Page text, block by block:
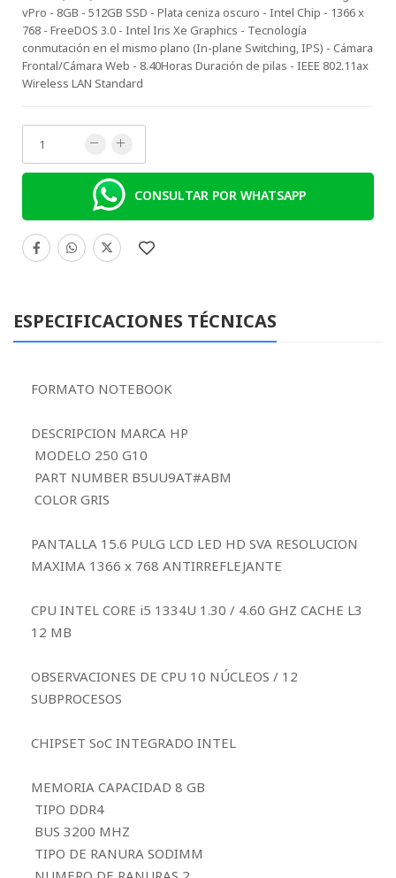
vPro - 8GB - 512GB SSD - Plata ceniza oscuro - Intel Chip - 1366 x
768 - FreeDOS 3.0 - Intel Iris Xe Graphics - Tecnología
conmutación en el mismo plano (In-plane Switching, IPS) - Cámara
Frontal/Cámara Web - 8.40Horas Duración de pilas - IEEE 802.11ax
Wireless LAN Standard
CONSULTAR POR WHATSAPP
ESPECIFICACIONES TÉCNICAS
FORMATO NOTEBOOK
DESCRIPCION MARCA HP
MODELO 250 G10
PART NUMBER B5UU9AT#ABM
COLOR GRIS
PANTALLA 15.6 PULG LCD LED HD SVA RESOLUCION
MAXIMA 1366 x 768 ANTIRREFLEJANTE
CPU INTEL CORE i5 1334U 1.30 / 4.60 GHZ CACHE L3
12 MB
OBSERVACIONES DE CPU 10 NÚCLEOS / 12
SUBPROCESOS
CHIPSET SoC INTEGRADO INTEL
MEMORIA CAPACIDAD 8 GB
TIPO DDR4
BUS 3200 MHZ
TIPO DE RANURA SODIMM